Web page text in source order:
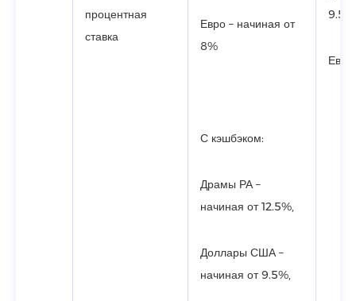
процентная
ставка
Евро – начиная от
8%
С кэшбэком:
Драмы РА –
начиная от 12.5%,
Доллары США –
начиная от 9.5%,